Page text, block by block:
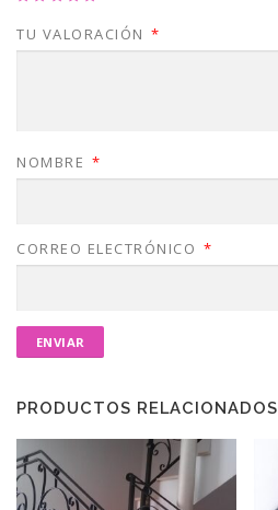
TU VALORACIÓN *
NOMBRE *
CORREO ELECTRÓNICO *
PRODUCTOS RELACIONADOS